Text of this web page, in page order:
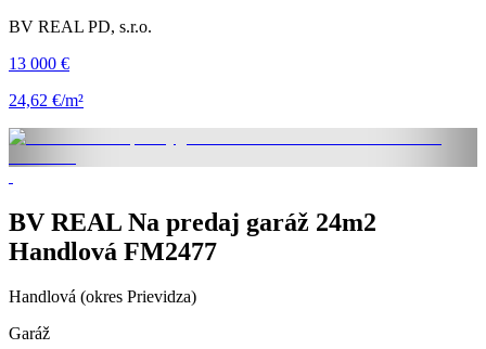
BV REAL PD, s.r.o.
13 000 €
24,62 €/m²
BV REAL Na predaj garáž 24m2
Handlová FM2477
Handlová (okres Prievidza)
Garáž